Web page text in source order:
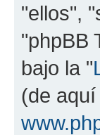
"ellos",
"phpBB
bajo la "
(de